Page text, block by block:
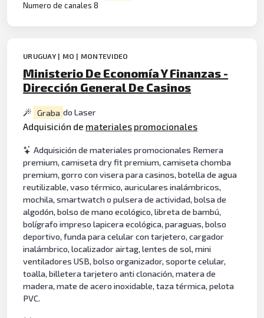
Numero de canales 8
URUGUAY | MO | MONTEVIDEO
Ministerio De Economía Y Finanzas -
Dirección General De Casinos
Graba do Laser
Adquisición de materiales promocionales
Adquisición de materiales promocionales Remera
premium, camiseta dry fit premium, camiseta chomba
premium, gorro con visera para casinos, botella de agua
reutilizable, vaso térmico, auriculares inalámbricos,
mochila, smartwatch o pulsera de actividad, bolsa de
algodón, bolso de mano ecológico, libreta de bambú,
bolígrafo impreso lapicera ecológica, paraguas, bolso
deportivo, funda para celular con tarjetero, cargador
inalámbrico, localizador airtag, lentes de sol, mini
ventiladores USB, bolso organizador, soporte celular,
toalla, billetera tarjetero anti clonación, matera de
madera, mate de acero inoxidable, taza térmica, pelota
PVC.